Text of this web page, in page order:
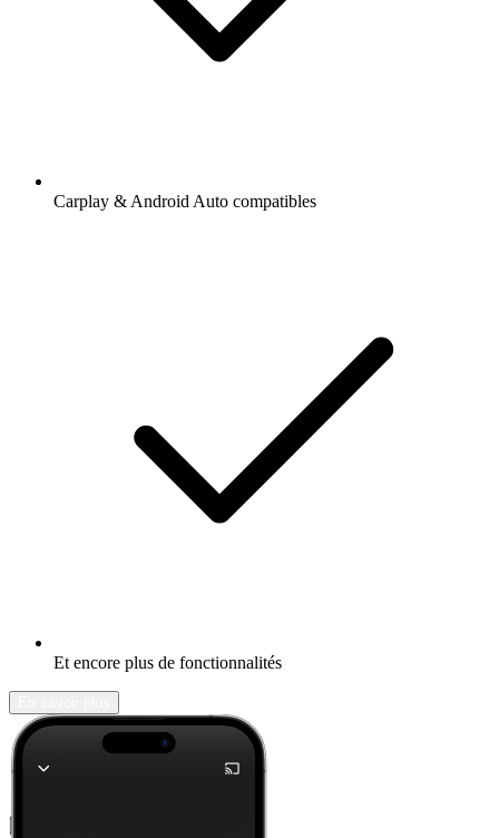
Carplay & Android Auto compatibles
Et encore plus de fonctionnalités